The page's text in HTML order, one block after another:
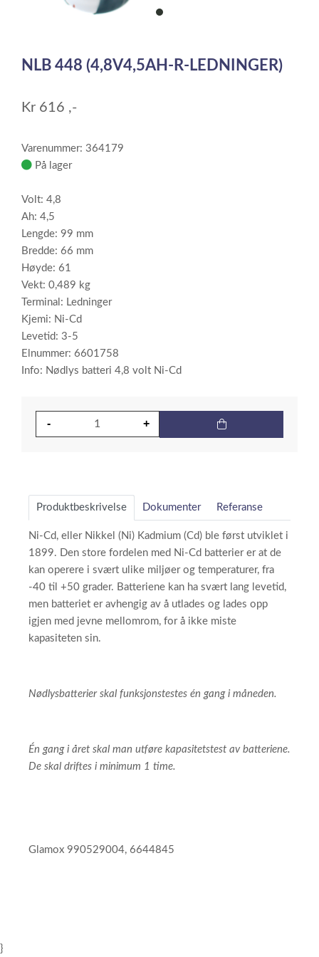
item
of
NLB 448 (4,8V4,5AH-R-LEDNINGER)
Kr 616 ,-
Varenummer: 364179
På lager
Volt: 4,8
Ah: 4,5
Lengde: 99 mm
Bredde: 66 mm
Høyde: 61
Vekt: 0,489 kg
Terminal: Ledninger
Kjemi: Ni-Cd
Levetid: 3-5
Elnummer: 6601758
Info: Nødlys batteri 4,8 volt Ni-Cd
Produktbeskrivelse Dokumenter Referanse
Ni-Cd, eller Nikkel (Ni) Kadmium (Cd) ble først utviklet i
1899. Den store fordelen med Ni-Cd batterier er at de
kan operere i svært ulike miljøer og temperaturer, fra
-40 til +50 grader. Batteriene kan ha svært lang levetid,
men batteriet er avhengig av å utlades og lades opp
igjen med jevne mellomrom, for å ikke miste
kapasiteten sin.
Nødlysbatterier skal funksjonstestes én gang i måneden.
Én gang i året skal man utføre kapasitetstest av batteriene.
De skal driftes i minimum 1 time.
Glamox 990529004, 6644845
}